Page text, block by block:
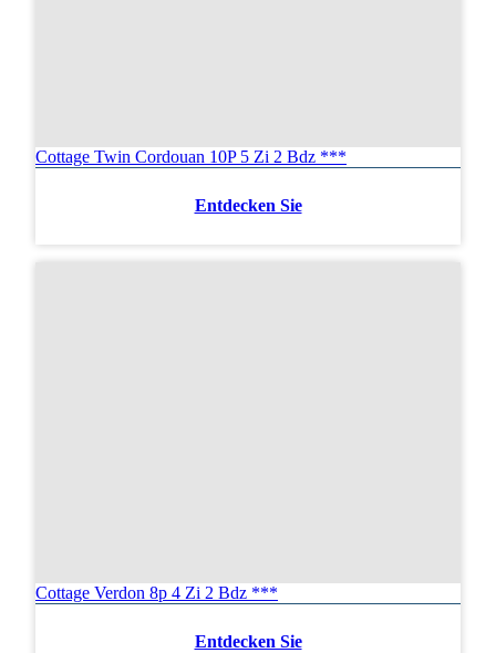
Cottage Twin Cordouan 10P 5 Zi 2 Bdz ***
Entdecken Sie
Cottage Verdon 8p 4 Zi 2 Bdz ***
Entdecken Sie